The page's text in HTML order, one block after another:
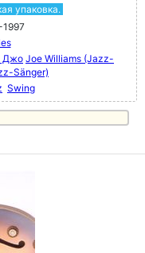
упаковка.
Джо Joe Williams (Jazz-
Sänger)
Swing